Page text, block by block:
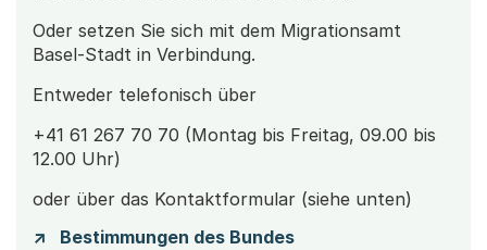
Oder setzen Sie sich mit dem Migrationsamt
Basel-Stadt in Verbindung.
Entweder telefonisch über
+41 61 267 70 70 (Montag bis Freitag, 09.00 bis
12.00 Uhr)
oder über das Kontaktformular (siehe unten)
Bestimmungen des Bundes